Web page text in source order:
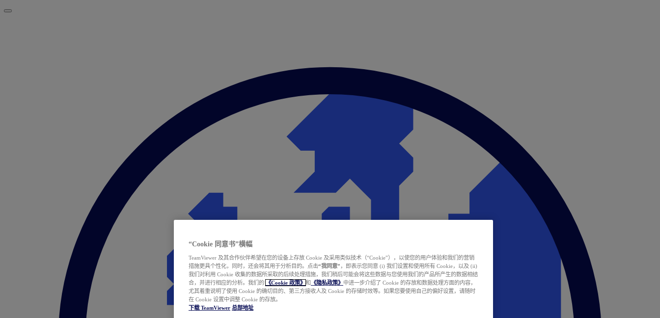
“Cookie 同意书”横幅
TeamViewer 及其合作伙伴希望在您的设备上存放 Cookie 及采用类似技术（“Cookie”），以使您的用户体验和我们的营销
措施更具个性化，同时，还会将其用于分析目的。点击“我同意” ，即表示您同意 (i) 我们设置和使用所有 Cookie，以及 (ii)
我们对利用 Cookie 收集的数据所采取的后续处理措施，我们稍后可能会将这些数据与您使用我们的产品所产生的数据相结
合，并进行相应的分析。我们的
《Cookie 政策》 和 《隐私政策》 中进一步介绍了 Cookie 的存放和数据处理方面的内容，
尤其着重说明了使用 Cookie 的确切目的、第三方接收人及 Cookie 的存储时效等。如果您要使用自己的偏好设置，请随时
在 Cookie 设置中调整 Cookie 的存放。
下载 TeamViewer 总部地址